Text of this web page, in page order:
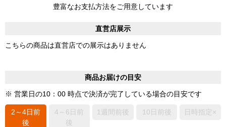
豊富なお支払方法をご用意しています
直営店展示
こちらの商品は直営店での展示はありません
商品お届けの目安
※ 営業日の10：00 時点で決済が完了している場合の目安です
2～4日前
後
4～6日前
後
1週間前後 10日前後 日時指定×